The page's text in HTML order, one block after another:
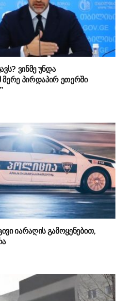
ვინმე უნდა
პირდაპირ ეთერში
იარაღის გამოყენებით,